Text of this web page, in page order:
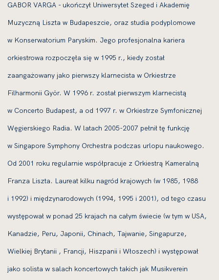
GABOR VARGA - ukończył Uniwersytet Szeged i Akademię
Muzyczną Liszta w Budapeszcie, oraz studia podyplomowe
w Konserwatorium Paryskim. Jego profesjonalna kariera
orkiestrowa rozpoczęła się w 1995 r., kiedy został
zaangażowany jako pierwszy klarnecista w Orkiestrze
Filharmonii Györ. W 1996 r. został pierwszym klarnecistą
w Concerto Budapest, a od 1997 r. w Orkiestrze Symfonicznej
Węgierskiego Radia. W latach 2005-2007 pełnił tę funkcję
w Singapore Symphony Orchestra podczas urlopu naukowego.
Od 2001 roku regularnie współpracuje z Orkiestrą Kameralną
Franza Liszta. Laureat kilku nagród krajowych (w 1985, 1988
i 1992) i międzynarodowych (1994, 1995 i 2001), od tego czasu
występował w ponad 25 krajach na całym świecie (w tym w USA,
Kanadzie, Peru, Japonii, Chinach, Tajwanie, Singapurze,
Wielkiej Brytanii , Francji, Hiszpanii i Włoszech) i występował
jako solista w salach koncertowych takich jak Musikverein